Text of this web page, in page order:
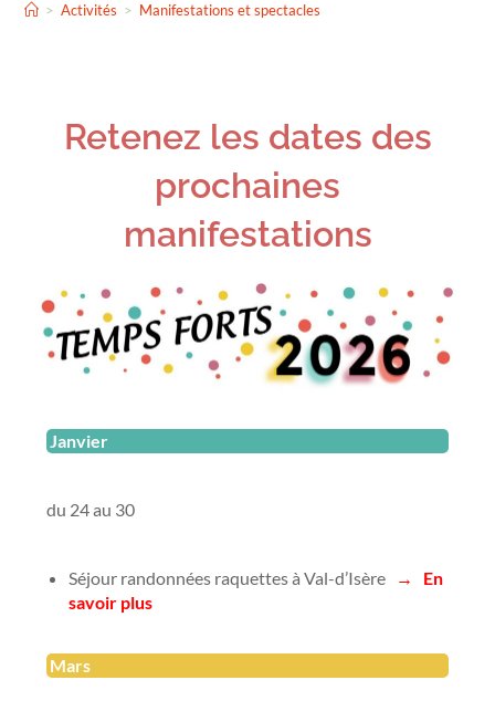
> Activités > Manifestations et spectacles
Retenez les dates des
prochaines
manifestations
Janvier
du 24 au 30
Séjour randonnées raquettes à Val-d’Isère →
En
savoir plus
Mars